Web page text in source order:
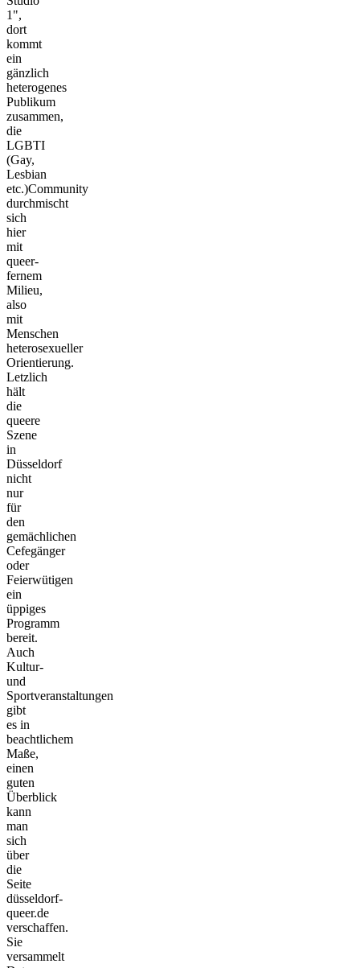
1",
dort
kommt
ein
gänzlich
heterogenes
Publikum
zusammen,
die
LGBTI
(Gay,
Lesbian
etc.)Community
durchmischt
sich
hier
mit
queer-
fernem
Milieu,
also
mit
Menschen
heterosexueller
Orientierung.
Letzlich
hält
die
queere
Szene
in
Düsseldorf
nicht
nur
für
den
gemächlichen
Cefegänger
oder
Feierwütigen
ein
üppiges
Programm
bereit.
Auch
Kultur-
und
Sportveranstaltungen
gibt
es in
beachtlichem
Maße,
einen
guten
Überblick
kann
man
sich
über
die
Seite
düsseldorf-
queer.de
verschaffen.
Sie
versammelt